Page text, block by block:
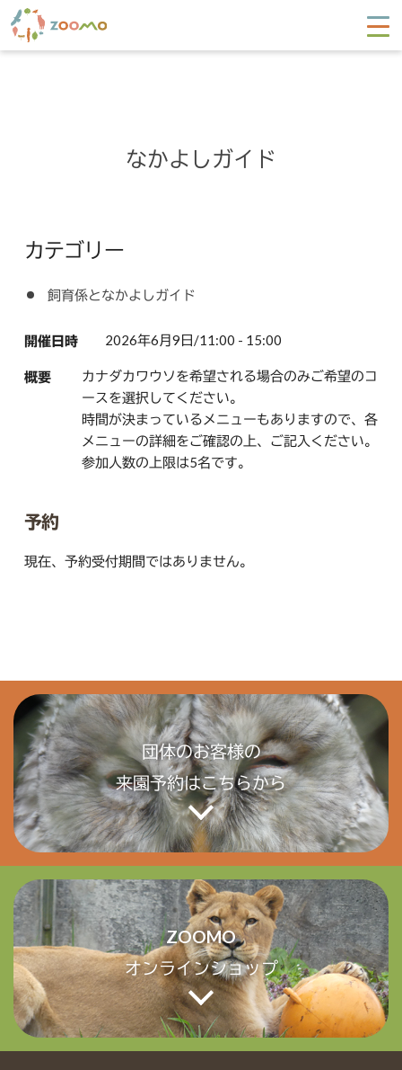
なかよしガイド
カテゴリー
飼育係となかよしガイド
開催日時 2026年6月9日/11:00 - 15:00
概要
カナダカワウソを希望される場合のみご希望のコ
ースを選択してください。
時間が決まっているメニューもありますので、各
メニューの詳細をご確認の上、ご記入ください。
参加人数の上限は5名です。
予約
現在、予約受付期間ではありません。
団体のお客様の
来園予約はこちらから
ZOOMO
オンラインショップ